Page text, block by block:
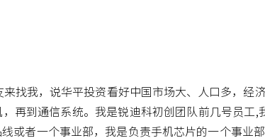
找我，说华平投资看好中国市场大、人口多，
再到通信系统。我是锐迪科初创团队前几号员
或者一个事业部，我是负责手机芯片的一个事业